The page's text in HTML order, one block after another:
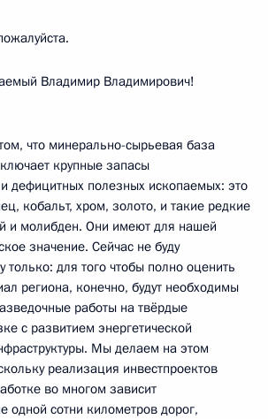
Владимир Владимирович!
что минерально-сырьевая база
крупные запасы
дефицитных полезных ископаемых: это
кобальт, хром, золото, и такие редкие
и молибден. Они имеют для нашей
значение. Сейчас не буду
только: для того чтобы полно оценить
региона, конечно, будут необходимы
работы на твёрдые
с развитием энергетической
Мы делаем на этом
реализация инвестпроектов
во многом зависит
одной сотни километров дорог,